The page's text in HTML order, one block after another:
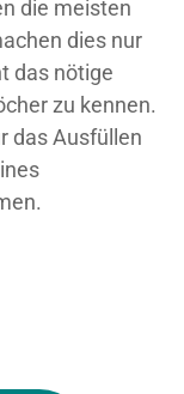
die meisten
dies nur
das nötige
zu kennen.
das Ausfüllen